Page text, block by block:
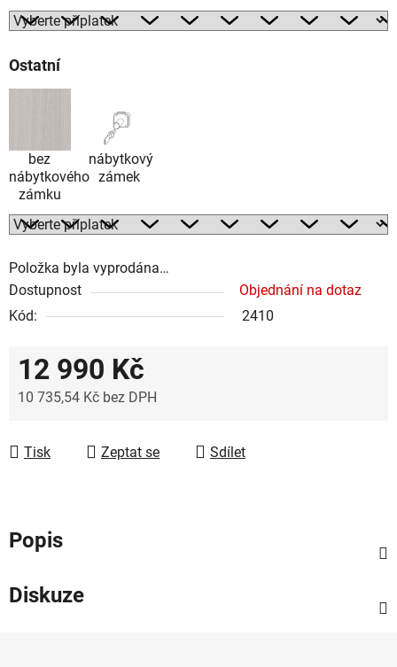
Ostatní
bez
nábytkového
zámku
nábytkový
zámek
Položka byla vyprodána…
Dostupnost
Objednání na dotaz
Kód:
2410
12 990 Kč
10 735,54 Kč bez DPH
Tisk
Zeptat se Sdílet
Popis
Diskuze